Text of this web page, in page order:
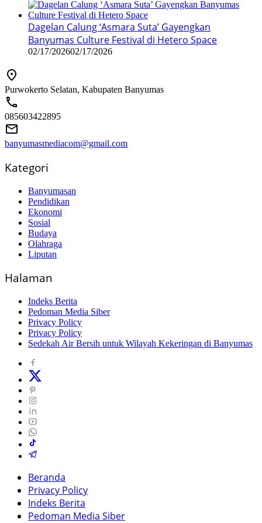
Dagelan Calung ‘Asmara Suta’ Gayengkan
Banyumas Culture Festival di Hetero Space
02/17/202602/17/2026
Purwokerto Selatan, Kabupaten Banyumas
085603422895
banyumasmediacom@gmail.com
Kategori
Banyumasan
Pendidikan
Ekonomi
Sosial
Budaya
Olahraga
Liputan
Halaman
Indeks Berita
Pedoman Media Siber
Privacy Policy
Privacy Policy
Sedekah Air Bersih untuk Wilayah Kekeringan di Banyumas
Beranda
Privacy Policy
Indeks Berita
Pedoman Media Siber